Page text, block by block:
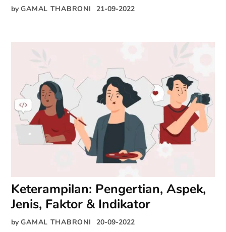
by GAMAL THABRONI 21-09-2022
Keterampilan: Pengertian, Aspek,
Jenis, Faktor & Indikator
by GAMAL THABRONI 20-09-2022